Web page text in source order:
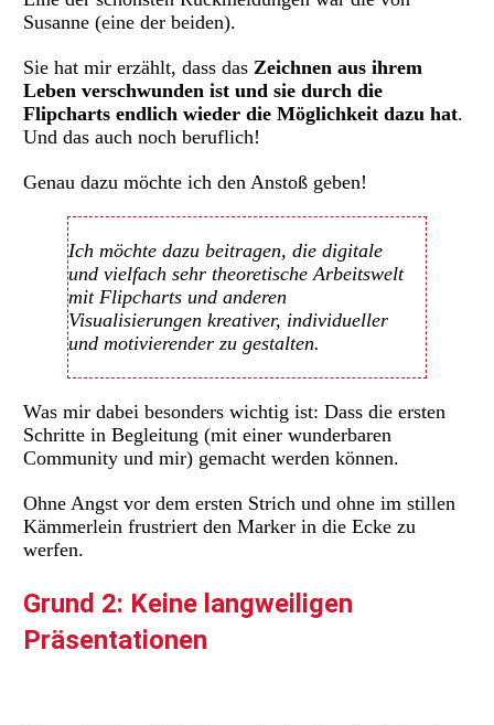
Susanne (eine der beiden).
Sie hat mir erzählt, dass das Zeichnen aus ihrem
Leben verschwunden ist und sie durch die
Flipcharts endlich wieder die Möglichkeit dazu hat.
Und das auch noch beruflich!
Genau dazu möchte ich den Anstoß geben!
Ich möchte dazu beitragen, die digitale
und vielfach sehr theoretische Arbeitswelt
mit Flipcharts und anderen
Visualisierungen kreativer, individueller
und motivierender zu gestalten.
Was mir dabei besonders wichtig ist: Dass die ersten
Schritte in Begleitung (mit einer wunderbaren
Community und mir) gemacht werden können.
Ohne Angst vor dem ersten Strich und ohne im stillen
Kämmerlein frustriert den Marker in die Ecke zu
werfen.
Grund 2: Keine langweiligen
Präsentationen